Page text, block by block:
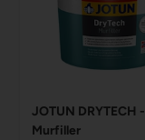
JOTUN DRYTECH -
Murfiller